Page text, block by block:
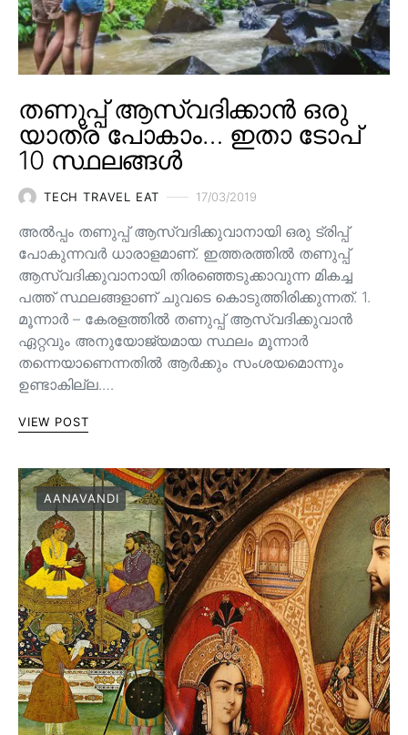
തണുപ്പ് ആസ്വദിക്കാൻ ഒരു
യാത്ര പോകാം… ഇതാ ടോപ്
10 സ്ഥലങ്ങൾ
TECH TRAVEL EAT 17/03/2019
അൽപ്പം തണുപ്പ് ആസ്വദിക്കുവാനായി ഒരു ട്രിപ്പ്
പോകുന്നവർ ധാരാളമാണ്. ഇത്തരത്തിൽ തണുപ്പ്
ആസ്വദിക്കുവാനായി തിരഞ്ഞെടുക്കാവുന്ന മികച്ച
പത്ത് സ്ഥലങ്ങളാണ് ചുവടെ കൊടുത്തിരിക്കുന്നത്. 1.
മൂന്നാർ – കേരളത്തിൽ തണുപ്പ് ആസ്വദിക്കുവാൻ
ഏറ്റവും അനുയോജ്യമായ സ്ഥലം മൂന്നാർ
തന്നെയാണെന്നതിൽ ആർക്കും സംശയമൊന്നും
ഉണ്ടാകില്ല.…
VIEW POST
AANAVANDI